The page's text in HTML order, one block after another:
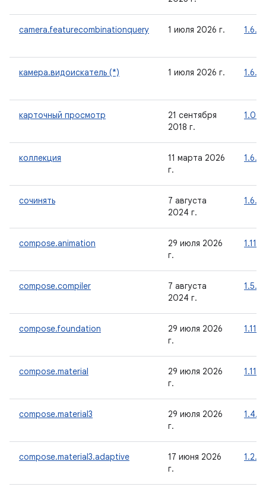
camera.featurecombinationquery 1 июля 2026 г. 1.6.1
камера.видоискатель (*) 1 июля 2026 г. 1.6.1
карточный просмотр
21 сентября
2018 г.
1.0.0
коллекция
11 марта 2026
г.
1.6.0
сочинять
7 августа
2024 г.
1.6.0
compose.animation
29 июля 2026
г.
1.11.4
compose.compiler
7 августа
2024 г.
1.5.15
compose.foundation
29 июля 2026
г.
1.11.4
compose.material
29 июля 2026
г.
1.11.4
compose.material3
29 июля 2026
г.
1.4.0
compose.material3.adaptive
17 июня 2026
г.
1.2.0